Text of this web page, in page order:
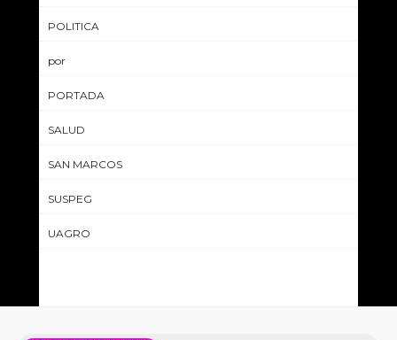
POLITICA
por
PORTADA
SALUD
SAN MARCOS
SUSPEG
UAGRO